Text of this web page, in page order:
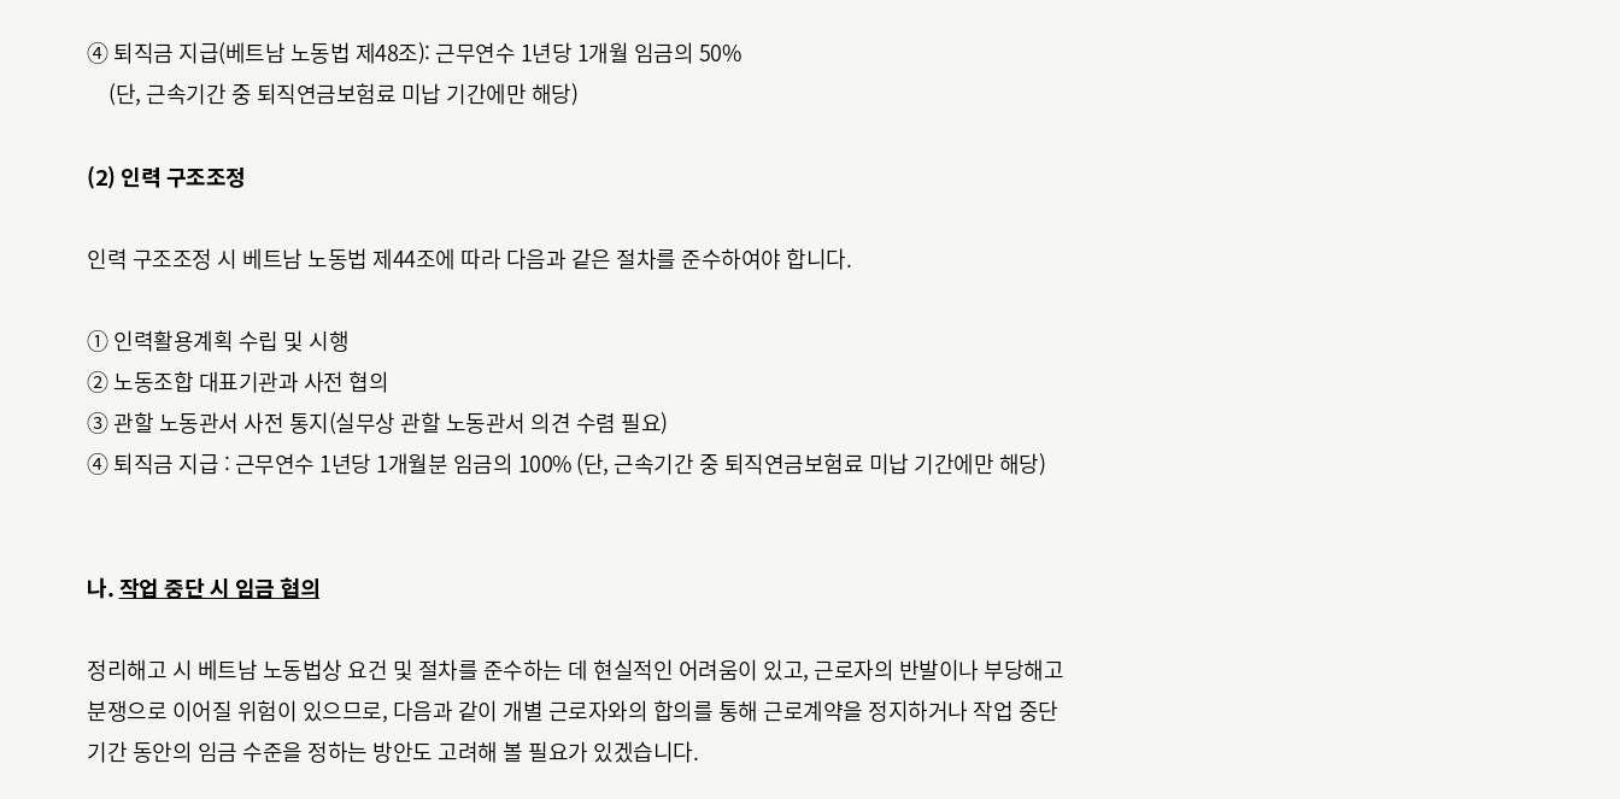
④ 퇴직금 지급(베트남 노동법 제48조): 근무연수 1년당 1개월 임금의 50%
(단, 근속기간 중 퇴직연금보험료 미납 기간에만 해당)
(2) 인력 구조조정
인력 구조조정 시 베트남 노동법 제44조에 따라 다음과 같은 절차를 준수하여야 합니다.
① 인력활용계획 수립 및 시행
② 노동조합 대표기관과 사전 협의
③ 관할 노동관서 사전 통지(실무상 관할 노동관서 의견 수렴 필요)
④ 퇴직금 지급 : 근무연수 1년당 1개월분 임금의 100% (단, 근속기간 중 퇴직연금보험료 미납 기간에만 해당)
나. 작업 중단 시 임금 협의
정리해고 시 베트남 노동법상 요건 및 절차를 준수하는 데 현실적인 어려움이 있고, 근로자의 반발이나 부당해고
분쟁으로 이어질 위험이 있으므로, 다음과 같이 개별 근로자와의 합의를 통해 근로계약을 정지하거나 작업 중단
기간 동안의 임금 수준을 정하는 방안도 고려해 볼 필요가 있겠습니다.